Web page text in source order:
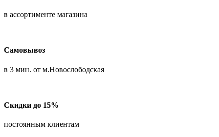
в ассортименте магазина
Самовывоз
в 3 мин. от м.Новослободская
Скидки до 15%
постоянным клиентам